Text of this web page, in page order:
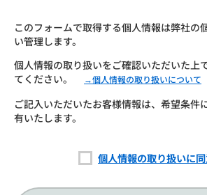
このフォームで取得する個人情報は弊社の
い管理します。
個人情報の取り扱いをご確認いただいた上
てください。
→個人情報の取り扱いについて
ご記入いただいたお客様情報は、希望条件
有いたします。
個人情報の取り扱いに